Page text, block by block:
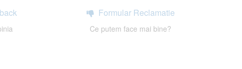
Formular Reclamatie
Ce putem face mai bine?